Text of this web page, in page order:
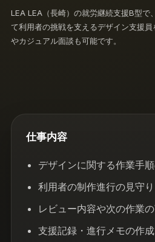
LEA LEA（長崎）の就労継続支援B型で
て利用者の挑戦を支えるデザイン支援
やカジュアル面談も可能です。
仕事内容
デザインに関する作業手
利用者の制作進行の見守
レビュー内容や次の作業
支援記録・進行メモの作成